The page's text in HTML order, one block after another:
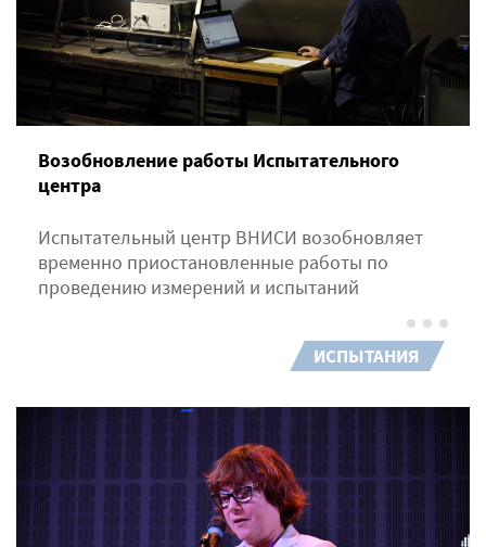
Возобновление работы Испытательного
центра
Испытательный центр ВНИСИ возобновляет
временно приостановленные работы по
проведению измерений и испытаний
ИСПЫТАНИЯ